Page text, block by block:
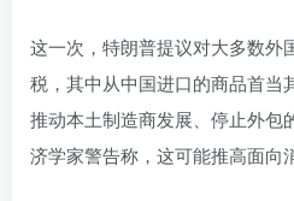
这一次，特朗普提议对大多数外
税，其中从中国进口的商品首当
推动本土制造商发展、停止外包
济学家警告称，这可能推高面向